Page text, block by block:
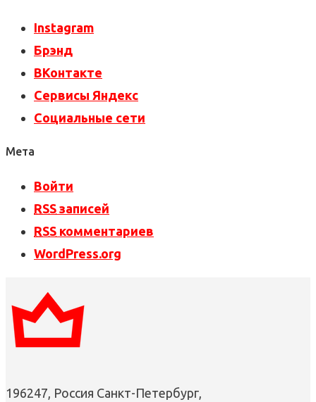
Instagram
Брэнд
ВКонтакте
Сервисы Яндекс
Социальные сети
Мета
Войти
RSS записей
RSS комментариев
WordPress.org
196247, Россия Санкт-Петербург,